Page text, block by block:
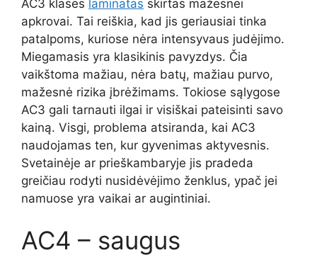
AC3 klasės laminatas skirtas mažesnei
apkrovai. Tai reiškia, kad jis geriausiai tinka
patalpoms, kuriose nėra intensyvaus judėjimo.
Miegamasis yra klasikinis pavyzdys. Čia
vaikštoma mažiau, nėra batų, mažiau purvo,
mažesnė rizika įbrėžimams. Tokiose sąlygose
AC3 gali tarnauti ilgai ir visiškai pateisinti savo
kainą. Visgi, problema atsiranda, kai AC3
naudojamas ten, kur gyvenimas aktyvesnis.
Svetainėje ar prieškambaryje jis pradeda
greičiau rodyti nusidėvėjimo ženklus, ypač jei
namuose yra vaikai ar augintiniai.
AC4 – saugus